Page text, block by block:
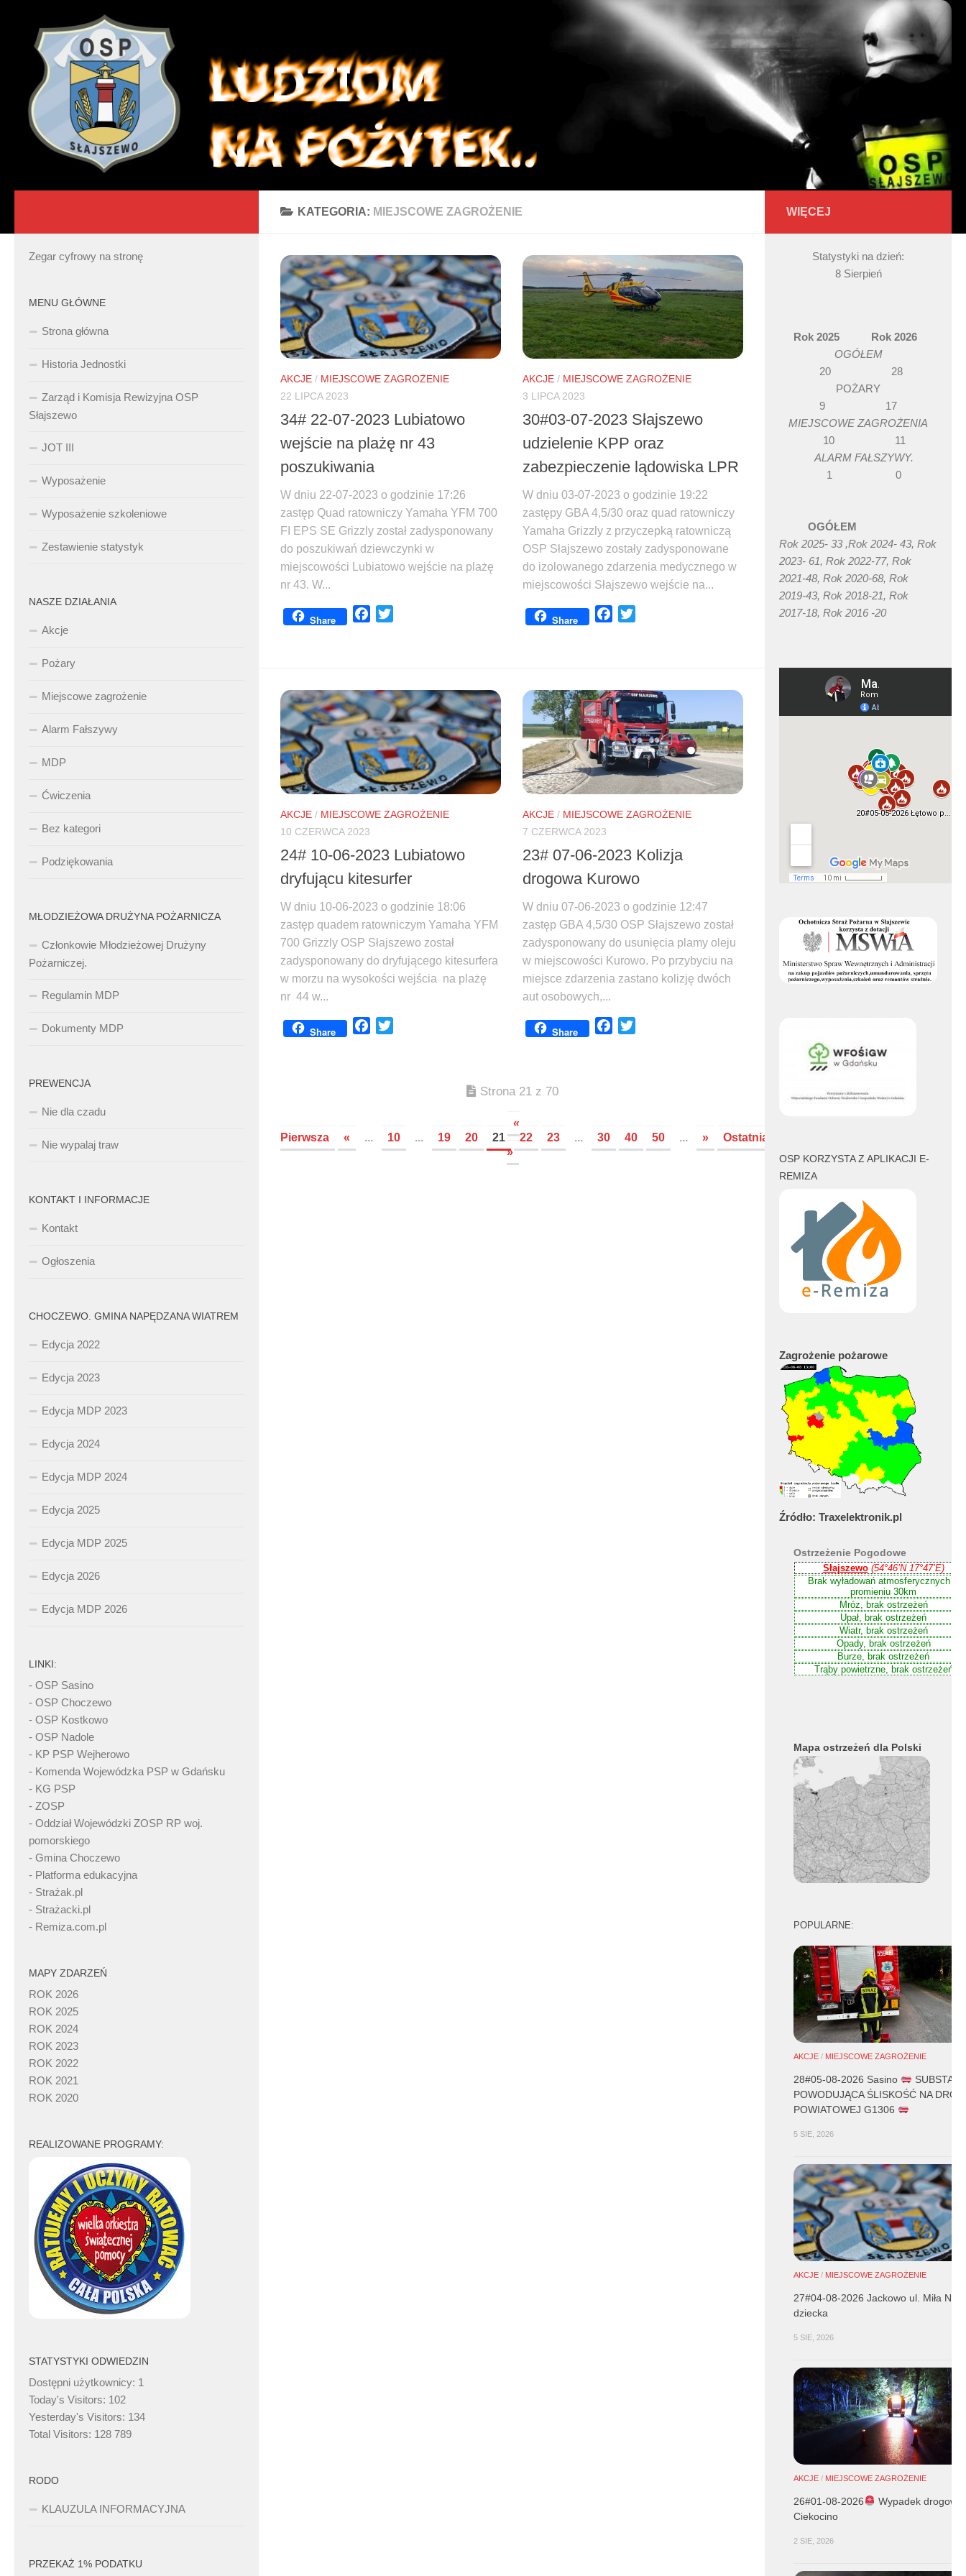
KATEGORIA: MIEJSCOWE ZAGROŻENIE
AKCJE / MIEJSCOWE ZAGROŻENIE
22 LIPCA 2023
34# 22-07-2023 Lubiatowo
wejście na plażę nr 43
poszukiwania
W dniu 22-07-2023 o godzinie 17:26
zastęp Quad ratowniczy Yamaha YFM 700
FI EPS SE Grizzly został zadysponowany
do poszukiwań dziewczynki w
miejscowości Lubiatowo wejście na plażę
nr 43. W...
Share Facebook
AKCJE / MIEJSCOWE ZAGROŻENIE
3 LIPCA 2023
30#03-07-2023 Słajszewo
udzielenie KPP oraz
zabezpieczenie lądowiska LPR
W dniu 03-07-2023 o godzinie 19:22
zastępy GBA 4,5/30 oraz quad ratowniczy
Yamaha Grizzly z przyczepką ratowniczą
OSP Słajszewo zostały zadysponowane
do izolowanego zdarzenia medycznego w
miejscowości Słajszewo wejście na...
Share Facebook
AKCJE / MIEJSCOWE ZAGROŻENIE
10 CZERWCA 2023
24# 10-06-2023 Lubiatowo
dryfującu kitesurfer
W dniu 10-06-2023 o godzinie 18:06
zastęp quadem ratowniczym Yamaha YFM
700 Grizzly OSP Słajszewo został
zadysponowany do dryfującego kitesurfera
w morzu na wysokości wejścia na plażę
nr 44 w...
Share Facebook
AKCJE / MIEJSCOWE ZAGROŻENIE
7 CZERWCA 2023
23# 07-06-2023 Kolizja
drogowa Kurowo
W dniu 07-06-2023 o godzinie 12:47
zastęp GBA 4,5/30 OSP Słajszewo został
zadysponowany do usunięcia plamy oleju
w miejscowości Kurowo. Po przybyciu na
miejsce zdarzenia zastano kolizję dwóch
aut osobowych,...
Share Facebook
Strona 21 z 70
«
Pierwsza
« ... 10 ... 19 20 21 22 23 ... 30 40 50 ... »
Ostatnia
»
Zegar cyfrowy na stronę
MENU GŁÓWNE
Strona główna
Historia Jednostki
Zarząd i Komisja Rewizyjna OSP
Słajszewo
JOT III
Wyposażenie
Wyposażenie szkoleniowe
Zestawienie statystyk
NASZE DZIAŁANIA
Akcje
Pożary
Miejscowe zagrożenie
Alarm Fałszywy
MDP
Ćwiczenia
Bez kategori
Podziękowania
MŁODZIEŻOWA DRUŻYNA POŻARNICZA
Członkowie Młodzieżowej Drużyny
Pożarniczej.
Regulamin MDP
Dokumenty MDP
PREWENCJA
Nie dla czadu
Nie wypalaj traw
KONTAKT I INFORMACJE
Kontakt
Ogłoszenia
CHOCZEWO. GMINA NAPĘDZANA WIATREM
Edycja 2022
Edycja 2023
Edycja MDP 2023
Edycja 2024
Edycja MDP 2024
Edycja 2025
Edycja MDP 2025
Edycja 2026
Edycja MDP 2026
LINKI:
- OSP Sasino
- OSP Choczewo
- OSP Kostkowo
- OSP Nadole
- KP PSP Wejherowo
- Komenda Wojewódzka PSP w Gdańsku
- KG PSP
- ZOSP
- Oddział Wojewódzki ZOSP RP woj.
pomorskiego
- Gmina Choczewo
- Platforma edukacyjna
- Strażak.pl
- Strażacki.pl
- Remiza.com.pl
MAPY ZDARZEŃ
ROK 2026
ROK 2025
ROK 2024
ROK 2023
ROK 2022
ROK 2021
ROK 2020
REALIZOWANE PROGRAMY:
STATYSTYKI ODWIEDZIN
Dostępni użytkownicy: 1
Today's Visitors: 102
Yesterday's Visitors: 134
Total Visitors: 128 789
RODO
KLAUZULA INFORMACYJNA
PRZEKAŻ 1% PODATKU
WIĘCEJ
Statystyki na dzień:
8 Sierpień
Rok 2025 Rok 2026
OGÓŁEM
20 28
POŻARY
9 17
MIEJSCOWE ZAGROŻENIA
10 11
ALARM FAŁSZYWY.
1 0
OGÓŁEM
Rok 2025- 33 ,Rok 2024- 43, Rok
2023- 61, Rok 2022-77, Rok
2021-48, Rok 2020-68, Rok
2019-43, Rok 2018-21, Rok
2017-18, Rok 2016 -20
OSP KORZYSTA Z APLIKACJI E-
REMIZA
Zagrożenie pożarowe
Źródło: Traxelektronik.pl
Ostrzeżenie Pogodowe
Mapa ostrzeżeń dla Polski
POPULARNE:
AKCJE / MIEJSCOWE ZAGROŻENIE
28#05-08-2026 Sasino
POWODUJĄCA ŚLISKOŚĆ NA
POWIATOWEJ G1306
5 SIE, 2026
AKCJE / MIEJSCOWE ZAGROŻENIE
27#04-08-2026 Jackowo ul. Miła
dziecka
5 SIE, 2026
AKCJE / MIEJSCOWE ZAGROŻENIE
26#01-08-2026
Wypadek drogowy
Ciekocino
2 SIE, 2026